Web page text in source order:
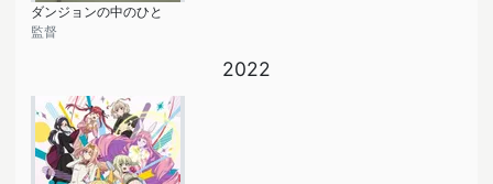
ダンジョンの中のひと
監督
2022